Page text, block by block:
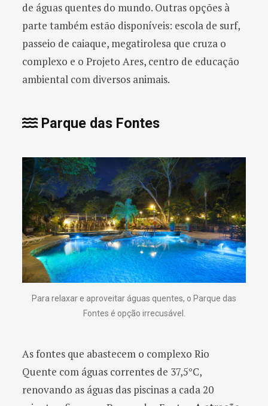
de águas quentes do mundo. Outras opções à
parte também estão disponíveis: escola de surf,
passeio de caiaque, megatirolesa que cruza o
complexo e o Projeto Ares, centro de educação
ambiental com diversos animais.
Parque das Fontes
Para relaxar e aproveitar águas quentes, o Parque das
Fontes é opção irrecusável.
As fontes que abastecem o complexo Rio
Quente com águas correntes de 37,5°C,
renovando as águas das piscinas a cada 20